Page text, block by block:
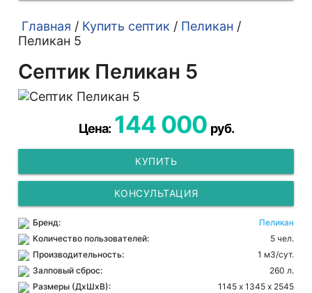
Главная / Купить септик / Пеликан /
Пеликан 5
Септик Пеликан 5
Цена: 144 000 руб.
КУПИТЬ
КОНСУЛЬТАЦИЯ
Бренд:
Пеликан
Количество пользователей:
5 чел.
Производительность:
1 м3/сут.
Залповый сброс:
260 л.
Размеры (ДхШхВ):
1145 х 1345 х 2545